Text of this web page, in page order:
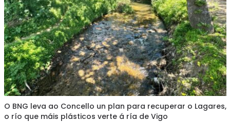
O BNG leva ao Concello un plan para recuperar o Lagares,
o río que máis plásticos verte á ría de Vigo